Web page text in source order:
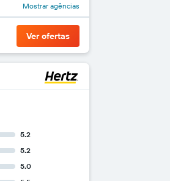
Mostrar agências
Ver ofertas
5.2
5.2
5.0